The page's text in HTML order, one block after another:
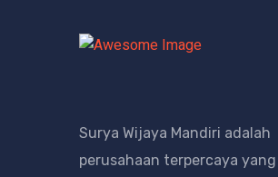
Surya Wijaya Mandiri adalah
perusahaan terpercaya yang